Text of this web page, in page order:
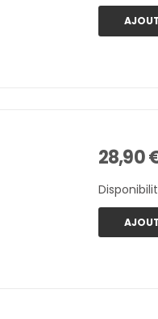
28,90